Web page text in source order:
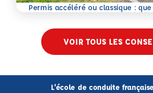
Permis accéléré ou classique :
En savoir plus
VOIR TOUS LES
L'école de conduite